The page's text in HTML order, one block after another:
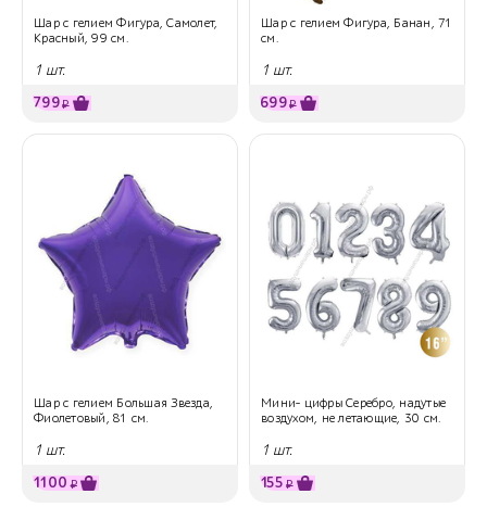
Шар с гелием Фигура, Самолет,
Красный, 99 см.
1 шт.
799₽
Шар с гелием Фигура, Банан, 71
см.
1 шт.
699₽
Шар с гелием Большая Звезда,
Фиолетовый, 81 см.
1 шт.
1100 ₽
Мини- цифры Серебро, надутые
воздухом, не летающие, 30 см.
1 шт.
155 ₽